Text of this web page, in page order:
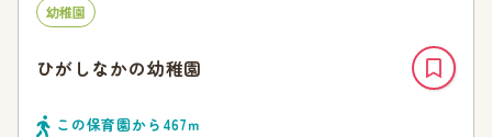
幼稚園
ひがしなかの幼稚園
この保育園から 467ｍ